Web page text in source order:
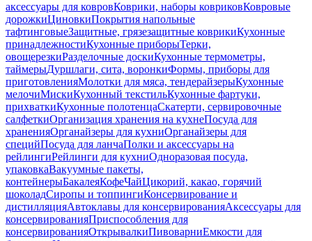
аксессуары для ковровКоврики, наборы ковриковКовровые
дорожкиЦиновкиПокрытия напольные
тафтинговыеЗащитные, грязезащитные коврикиКухонные
принадлежностиКухонные приборыТерки,
овощерезкиРазделочные доскиКухонные термометры,
таймерыДуршлаги, сита, воронкиФормы, приборы для
приготовленияМолотки для мяса, тендерайзерыКухонные
мелочиМискиКухонный текстильКухонные фартуки,
прихваткиКухонные полотенцаСкатерти, сервировочные
салфеткиОрганизация хранения на кухнеПосуда для
храненияОрганайзеры для кухниОрганайзеры для
специйПосуда для ланчаПолки и аксессуары на
рейлингиРейлинги для кухниОдноразовая посуда,
упаковкаВакуумные пакеты,
контейнерыБакалеяКофеЧайЦикорий, какао, горячий
шоколадСиропы и топпингиКонсервирование и
дистилляцияАвтоклавы для консервированияАксессуары для
консервированияПриспособления для
консервированияОткрывалкиПивоварниЕмкости для